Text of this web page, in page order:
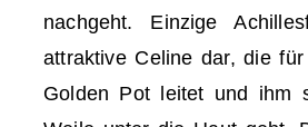
nachgeht. Einzige
attraktive Celine dar, die
Golden Pot leitet und ihm